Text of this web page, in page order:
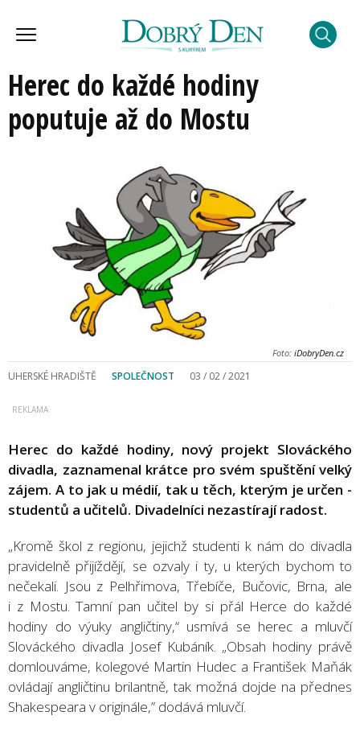
Herec do každé hodiny
poputuje až do Mostu
Foto: iDobryDen.cz
UHERSKÉ HRADIŠTĚ SPOLEČNOST 03 / 02 / 2021
Herec do každé hodiny, nový projekt Slováckého
divadla, zaznamenal krátce pro svém spuštění velký
zájem. A to jak u médií, tak u těch, kterým je určen -
studentů a učitelů. Divadelníci nezastírají radost.
„Kromě škol z regionu, jejichž studenti k nám do divadla
pravidelně přijíždějí, se ozvaly i ty, u kterých bychom to
nečekali. Jsou z Pelhřimova, Třebíče, Bučovic, Brna, ale
i z Mostu. Tamní pan učitel by si přál Herce do každé
hodiny do výuky angličtiny,“ usmívá se herec a mluvčí
Slováckého divadla Josef Kubáník. „Obsah hodiny právě
domlouváme, kolegové Martin Hudec a František Maňák
ovládají angličtinu brilantně, tak možná dojde na přednes
Shakespeara v originále,” dodává mluvčí.